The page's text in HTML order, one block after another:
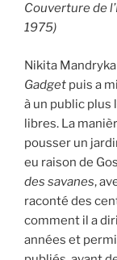
Couverture de
1975)
Nikita
Gadget puis a
à un public plus
libres. La
pousser un
eu raison de
des savanes,
raconté des
comment il a
années et